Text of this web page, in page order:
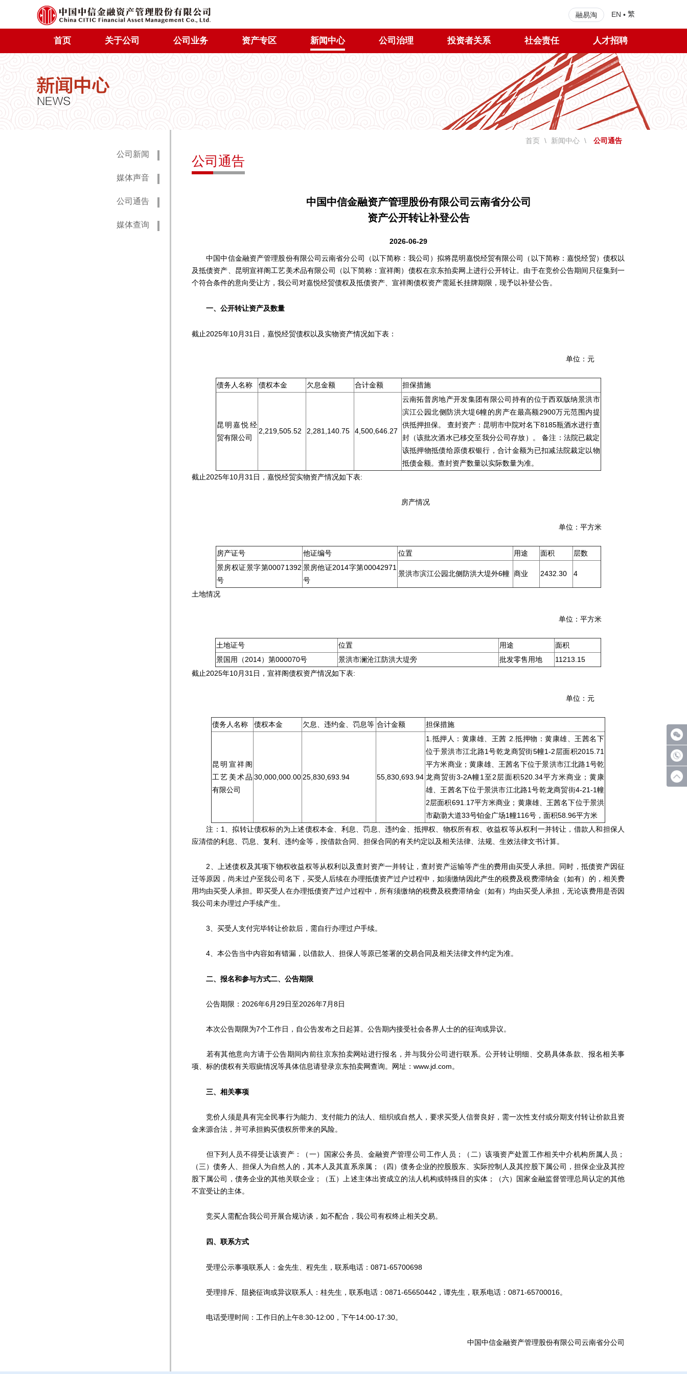
融易淘 EN • 繁
首页 关于公司 公司业务 资产专区 新闻中心 公司治理 投资者关系 社会责任 人才招聘
公司新闻
媒体声音
公司通告
媒体查询
首页 \ 新闻中心 \ 公司通告
公司通告
中国中信金融资产管理股份有限公司云南省分公司
资产公开转让补登公告
2026-06-29
中国中信金融资产管理股份有限公司云南省分公司（以下简称：我公司）拟将昆明嘉悦经贸有限公司（以下简称：嘉悦经贸）债权以
及抵债资产、昆明宣祥阁工艺美术品有限公司（以下简称：宣祥阁）债权在京东拍卖网上进行公开转让。由于在竞价公告期间只征集到一
个符合条件的意向受让方，我公司对嘉悦经贸债权及抵债资产、宣祥阁债权资产需延长挂牌期限，现予以补登公告。
一、 公开转让资产及数量
截止2025年10月31日，嘉悦经贸债权以及实物资产情况如下表：
单位：元
债务人名称 债权本金 欠息金额 合计金额 担保措施
昆明嘉悦经
贸有限公司
2,219,505.52 2,281,140.75 4,500,646.27
云南拓普房地产开发集团有限公司持有的位于西双版纳景洪市
滨江公园北侧防洪大堤6幢的房产在最高额2900万元范围内提
供抵押担保。 查封资产：昆明市中院对名下8185瓶酒水进行查
封（该批次酒水已移交至我分公司存放）。 备注：法院已裁定
该抵押物抵债给原债权银行，合计金额为已扣减法院裁定以物
抵债金额。查封资产数量以实际数量为准。
截止2025年10月31日，嘉悦经贸实物资产情况如下表:
房产情况
单位：平方米
房产证号 他证编号 位置 用途 面积
层数
景房权证景字第00071392
号
景房他证2014字第00042971
号
景洪市滨江公园北侧防洪大堤外6幢 商业 2432.30 4
土地情况
单位：平方米
土地证号 位置 用途
面积
景国用（2014）第000070号
景洪市澜沧江防洪大堤旁 批发零售用地
11213.15
截止2025年10月31日，宣祥阁债权资产情况如下表:
单位：元
债务人名称 债权本金 欠息、违约金、罚息等 合计金额 担保措施
昆明宣祥阁
工艺美术品
有限公司
30,000,000.00 25,830,693.94 55,830,693.94
1.抵押人：黄康雄、王茜 2.抵押物：黄康雄、王茜名下
位于景洪市江北路1号乾龙商贸街5幢1-2层面积2015.71
平方米商业；黄康雄、王茜名下位于景洪市江北路1号乾
龙商贸街3-2A幢1至2层面积520.34平方米商业；黄康
雄、王茜名下位于景洪市江北路1号乾龙商贸街4-21-1幢
2层面积691.17平方米商业；黄康雄、王茜名下位于景洪
市勐泐大道33号铂金广场1幢116号，面积58.96平方米
注：1、拟转让债权标的为上述债权本金、利息、罚息、违约金、抵押权、物权所有权、收益权等从权利一并转让，借款人和担保人
应清偿的利息、罚息、复利、违约金等，按借款合同、担保合同的有关约定以及相关法律、法规、生效法律文书计算。
2、上述债权及其项下物权收益权等从权利以及查封资产一并转让，查封资产运输等产生的费用由买受人承担。同时，抵债资产因征
迁等原因，尚未过户至我公司名下，买受人后续在办理抵债资产过户过程中，如须缴纳因此产生的税费及税费滞纳金（如有）的，相关费
用均由买受人承担。即买受人在办理抵债资产过户过程中，所有须缴纳的税费及税费滞纳金（如有）均由买受人承担，无论该费用是否因
我公司未办理过户手续产生。
3、买受人支付完毕转让价款后，需自行办理过户手续。
4、本公告当中内容如有错漏，以借款人、担保人等原已签署的交易合同及相关法律文件约定为准。
二、 报名和参与方式二、 公告期限
公告期限：2026年6月29日至2026年7月8日
本次公告期限为7个工作日，自公告发布之日起算。公告期内接受社会各界人士的的征询或异议。
若有其他意向方请于公告期间内前往京东拍卖网站进行报名，并与我分公司进行联系。公开转让明细、交易具体条款、报名相关事
项、标的债权有关瑕疵情况等具体信息请登录京东拍卖网查询。网址：www.jd.com。
三、 相关事项
竞价人须是具有完全民事行为能力、支付能力的法人、组织或自然人，要求买受人信誉良好，需一次性支付或分期支付转让价款且资
金来源合法，并可承担购买债权所带来的风险。
但下列人员不得受让该资产：（一）国家公务员、金融资产管理公司工作人员；（二）该项资产处置工作相关中介机构所属人员；
（三）债务人、担保人为自然人的，其本人及其直系亲属；（四）债务企业的控股股东、实际控制人及其控股下属公司，担保企业及其控
股下属公司，债务企业的其他关联企业；（五）上述主体出资成立的法人机构或特殊目的实体；（六）国家金融监督管理总局认定的其他
不宜受让的主体。
竞买人需配合我公司开展合规访谈，如不配合，我公司有权终止相关交易。
四、联系方式
受理公示事项联系人：金先生、程先生，联系电话：0871-65700698
受理排斥、阻挠征询或异议联系人：桂先生，联系电话：0871-65650442，谭先生，联系电话：0871-65700016。
电话受理时间：工作日的上午8:30-12:00，下午14:00-17:30。
中国中信金融资产管理股份有限公司云南省分公司